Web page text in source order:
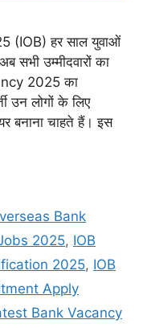
(IOB) हर साल युवाओं
सभी उम्मीदवारों का
2025 का
उन लोगों के लिए
बनाना चाहते हैं। इस
Bank
2025, IOB
2025, IOB
Apply
Bank Vacancy